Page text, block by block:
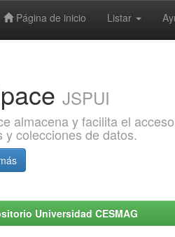
Página de inicio Listar
JSPUI
almacena y facilita el
y colecciones de datos.
Universidad CESMAG